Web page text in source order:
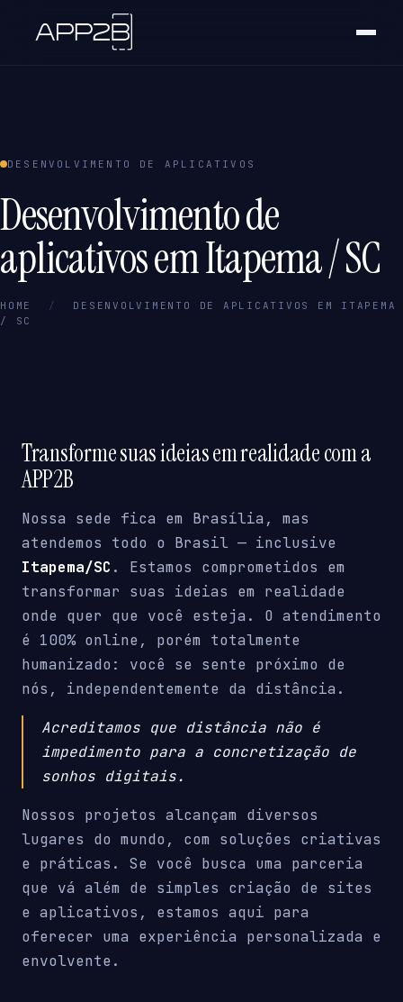
DESENVOLVIMENTO DE APLICATIVOS
Desenvolvimento de
aplicativos em Itapema / SC
HOME /
DESENVOLVIMENTO DE APLICATIVOS EM ITAPEMA
/ SC
Transforme suas ideias em realidade com a
APP2B
Nossa sede fica em Brasília, mas
atendemos todo o Brasil — inclusive
Itapema/SC . Estamos comprometidos em
transformar suas ideias em realidade
onde quer que você esteja. O atendimento
é 100% online, porém totalmente
humanizado: você se sente próximo de
nós, independentemente da distância.
Acreditamos que distância não é
impedimento para a concretização de
sonhos digitais.
Nossos projetos alcançam diversos
lugares do mundo, com soluções criativas
e práticas. Se você busca uma parceria
que vá além de simples criação de sites
e aplicativos, estamos aqui para
oferecer uma experiência personalizada e
envolvente.